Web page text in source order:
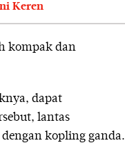
Keren
kompak dan
dapat
lantas
kopling ganda.